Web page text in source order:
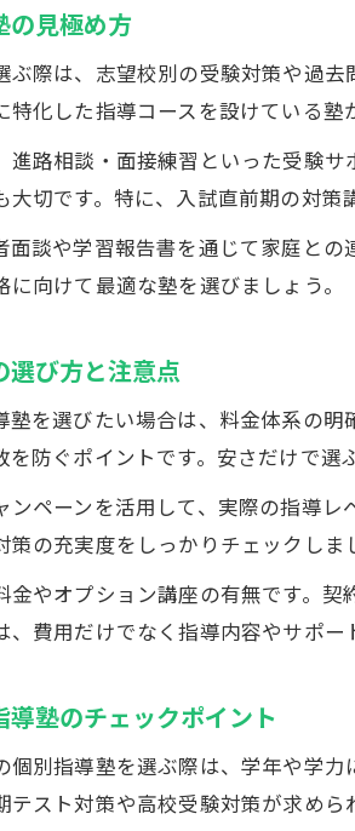
自習室活用で
定期テスト強
安心して入試対策
保護者が重視
学力アップを実
個別指導塾が
太田市の個別
一人ひとり対
中学生・高
の見極め方
際は、志望校別の受験対策や過
化した指導コースを設けている塾
進路相談・面接練習といった受験
切です。特に、入試直前期の対策
談や学習報告書を通じて家庭と
向けて最適な塾を選びましょう。
び方と注意点
を選びたい場合は、料金体系の
防ぐポイントです。安さだけで
ンペーンを活用して、実際の指導
の充実度をしっかりチェックしま
やオプション講座の有無です。
費用だけでなく指導内容やサポー
塾のチェックポイント
別指導塾を選ぶ際は、学年や学
スト対策や高校受験対策が求めら
お気
お気